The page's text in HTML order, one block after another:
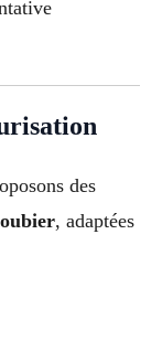
des
, adaptées